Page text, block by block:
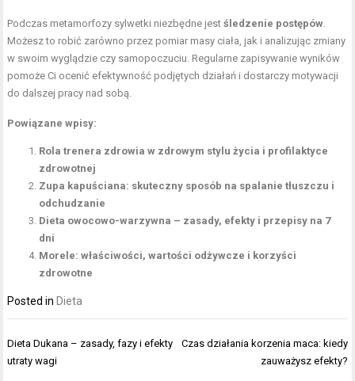
Podczas metamorfozy sylwetki niezbędne jestśledzenie postępów.
Możesz to robić zarówno przez pomiar masy ciała, jak i analizując zmiany
w swoim wyglądzie czy samopoczuciu. Regularne zapisywanie wyników
pomoże Ci ocenić efektywność podjętych działań i dostarczy motywacji
do dalszej pracy nad sobą.
Powiązane wpisy:
Rola trenera zdrowia w zdrowym stylu życia i profilaktyce
zdrowotnej
Zupa kapuściana: skuteczny sposób na spalanie tłuszczu i
odchudzanie
Dieta owocowo-warzywna – zasady, efekty i przepisy na 7
dni
Morele: właściwości, wartości odżywcze i korzyści
zdrowotne
Posted in Dieta
Nawigacja
wpisu
Dieta Dukana – zasady, fazy i efekty
utraty wagi
Czas działania korzenia maca: kiedy
zauważysz efekty?